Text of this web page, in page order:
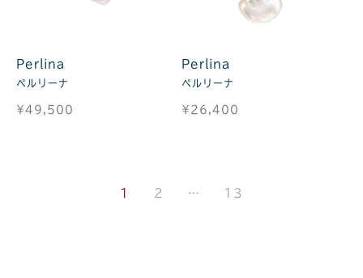
Perlina
ペルリーナ
¥49,500
Perlina
ペルリーナ
¥26,400
1 2 … 13